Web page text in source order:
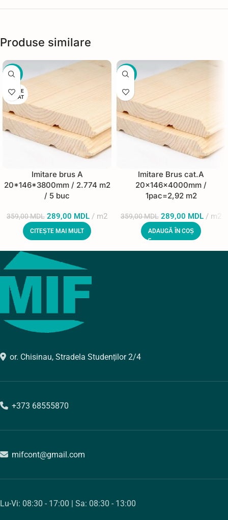
Produse similare
-19%
STOC E
PUIZAT
Imitare brus A
20*146*3800mm / 2.774 m2
/ 5 buc
359,00MDL 289,00 MDL m2
CITEȘTE MAI MULT
-19%
Imitare Brus cat.A
20x146x4000mm /
1pac=2,92 m2
359,00MDL 289,00 MDL m2
ADAUGĂ ÎN COȘ
or. Chisinau, Stradela Studenților 2/4
+373 68555870
mifcont@gmail.com
Lu-Vi: 08:30 - 17:00 | Sa: 08:30 - 13:00